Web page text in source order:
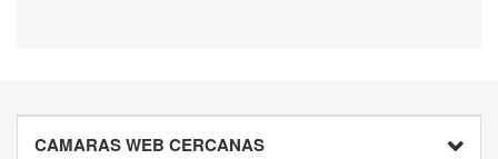
CAMARAS WEB CERCANAS